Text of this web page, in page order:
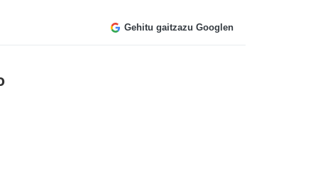
Gehitu gaitzazu Googlen